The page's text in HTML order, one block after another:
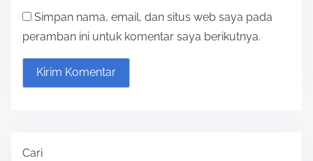
Simpan nama, email, dan situs web saya pada
peramban ini untuk komentar saya berikutnya.
Cari